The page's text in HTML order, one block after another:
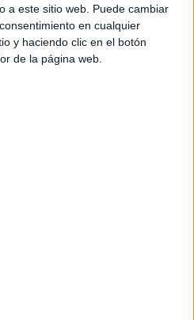
a este sitio web. Puede cambiar
en cualquier
y haciendo clic en el botón
de la página web.